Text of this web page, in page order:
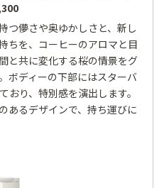
つ儚さや奥ゆかしさと、新し
ちを、コーヒーのアロマと目
と共に変化する桜の情景をグ
ボディーの下部にはスターバ
おり、特別感を演出します。
あるデザインで、持ち運びに